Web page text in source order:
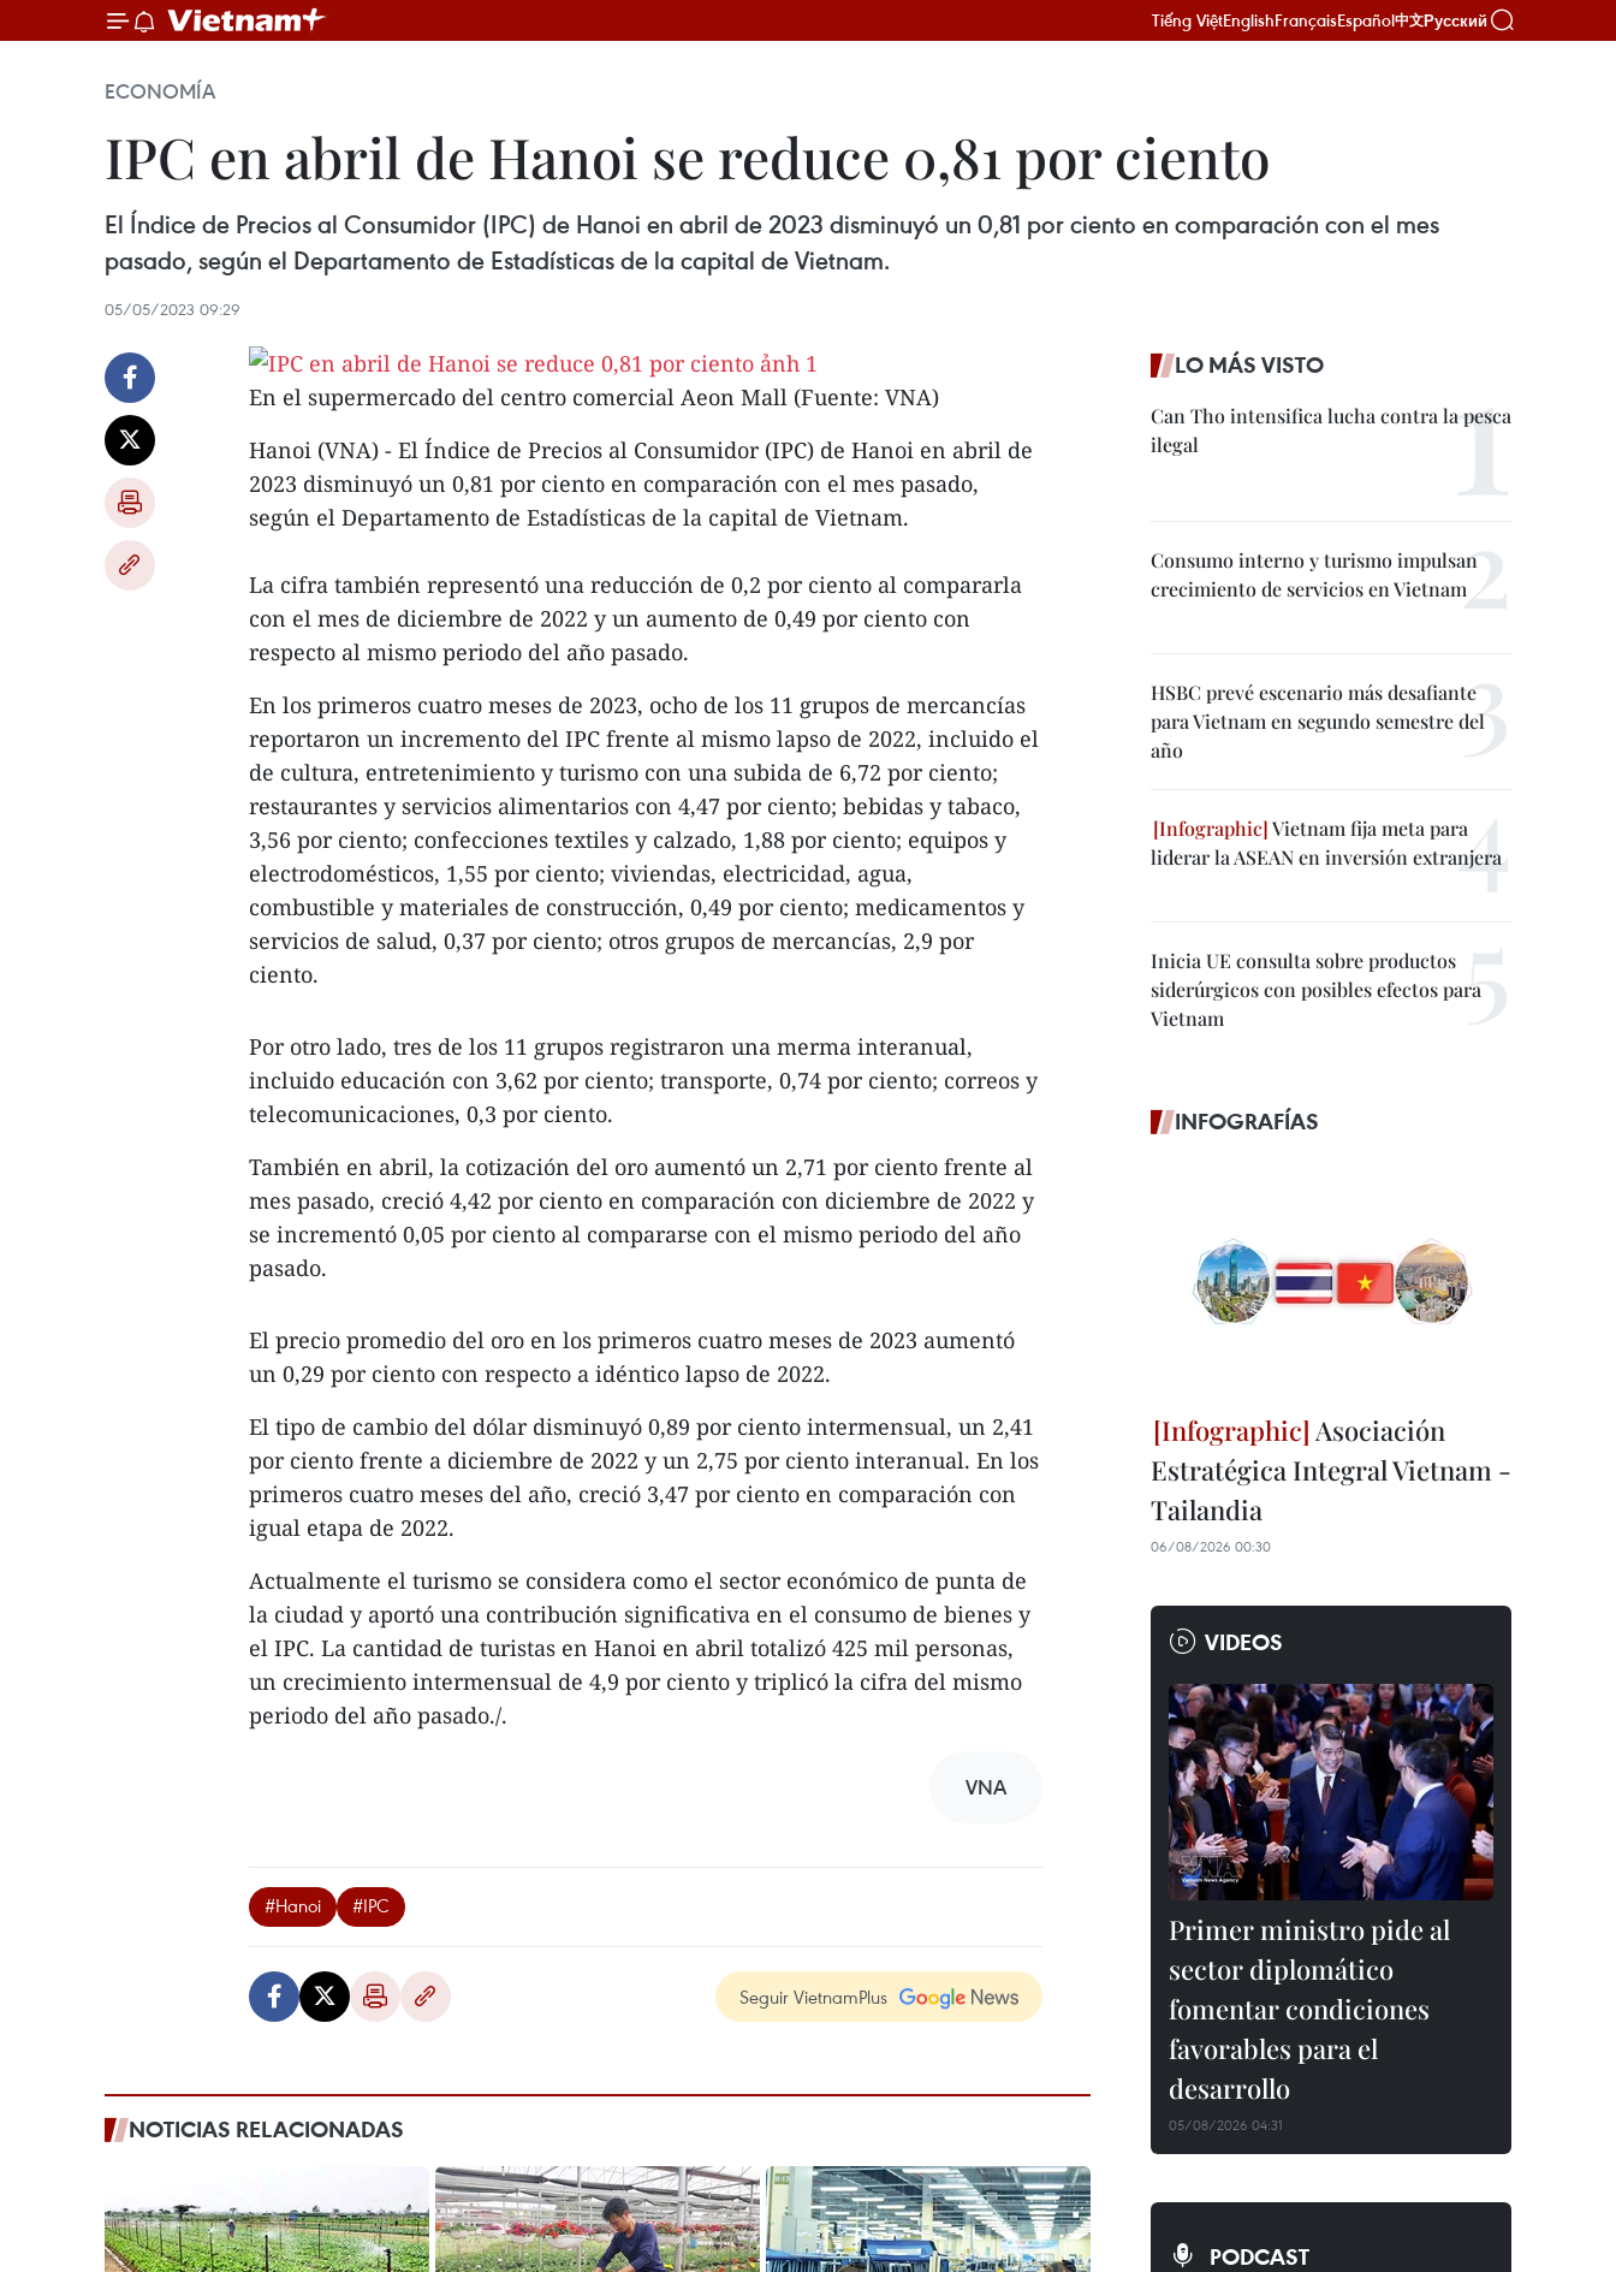
Tiếng ViệtEnglishFrançaisEspañol中文Русский
ECONOMÍA
IPC en abril de Hanoi se reduce 0,81 por ciento
El Índice de Precios al Consumidor (IPC) de Hanoi en abril de 2023 disminuyó un 0,81 por ciento en comparación con el mes
pasado, según el Departamento de Estadísticas de la capital de Vietnam.
05/05/2023 09:29
En el supermercado del centro comercial Aeon Mall (Fuente: VNA)
Hanoi (VNA) - El Índice de Precios al Consumidor (IPC) de Hanoi en abril de
2023 disminuyó un 0,81 por ciento en comparación con el mes pasado,
según el Departamento de Estadísticas de la capital de Vietnam.
La cifra también representó una reducción de 0,2 por ciento al compararla
con el mes de diciembre de 2022 y un aumento de 0,49 por ciento con
respecto al mismo periodo del año pasado.
En los primeros cuatro meses de 2023, ocho de los 11 grupos de mercancías
reportaron un incremento del IPC frente al mismo lapso de 2022, incluido el
de cultura, entretenimiento y turismo con una subida de 6,72 por ciento;
restaurantes y servicios alimentarios con 4,47 por ciento; bebidas y tabaco,
3,56 por ciento; confecciones textiles y calzado, 1,88 por ciento; equipos y
electrodomésticos, 1,55 por ciento; viviendas, electricidad, agua,
combustible y materiales de construcción, 0,49 por ciento; medicamentos y
servicios de salud, 0,37 por ciento; otros grupos de mercancías, 2,9 por
ciento.
Por otro lado, tres de los 11 grupos registraron una merma interanual,
incluido educación con 3,62 por ciento; transporte, 0,74 por ciento; correos y
telecomunicaciones, 0,3 por ciento.
También en abril, la cotización del oro aumentó un 2,71 por ciento frente al
mes pasado, creció 4,42 por ciento en comparación con diciembre de 2022 y
se incrementó 0,05 por ciento al compararse con el mismo periodo del año
pasado.
El precio promedio del oro en los primeros cuatro meses de 2023 aumentó
un 0,29 por ciento con respecto a idéntico lapso de 2022.
El tipo de cambio del dólar disminuyó 0,89 por ciento intermensual, un 2,41
por ciento frente a diciembre de 2022 y un 2,75 por ciento interanual. En los
primeros cuatro meses del año, creció 3,47 por ciento en comparación con
igual etapa de 2022.
Actualmente el turismo se considera como el sector económico de punta de
la ciudad y aportó una contribución significativa en el consumo de bienes y
el IPC. La cantidad de turistas en Hanoi en abril totalizó 425 mil personas,
un crecimiento intermensual de 4,9 por ciento y triplicó la cifra del mismo
periodo del año pasado./.
VNA
#Hanoi #IPC
Seguir VietnamPlus
NOTICIAS RELACIONADAS
LO MÁS VISTO
Can Tho intensifica lucha contra la pesca
ilegal
Consumo interno y turismo impulsan
crecimiento de servicios en Vietnam
HSBC prevé escenario más desafiante
para Vietnam en segundo semestre del
año
Vietnam fija meta para
liderar la ASEAN en inversión extranjera
Inicia UE consulta sobre productos
siderúrgicos con posibles efectos para
Vietnam
INFOGRAFÍAS
Asociación
Estratégica Integral Vietnam -
Tailandia
06/08/2026 00:30
VIDEOS
Primer ministro pide al
sector diplomático
fomentar condiciones
favorables para el
desarrollo
05/08/2026 04:31
PODCAST